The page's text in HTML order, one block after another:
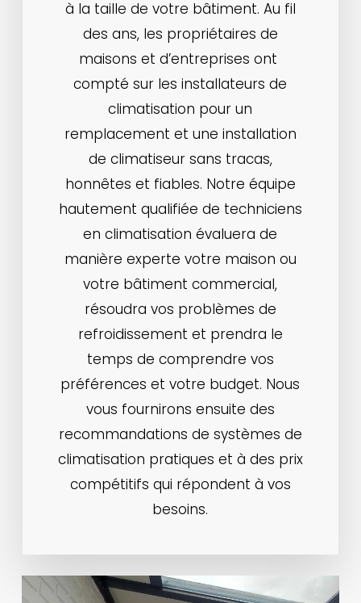
à la taille de votre bâtiment. Au fil
des ans, les propriétaires de
maisons et d’entreprises ont ​​
compté sur les installateurs de
climatisation pour un
remplacement et une installation
de climatiseur sans tracas,
honnêtes et fiables. Notre équipe
hautement qualifiée de techniciens
en climatisation évaluera de
manière experte votre maison ou
votre bâtiment commercial,
résoudra vos problèmes de
refroidissement et prendra le
temps de comprendre vos
préférences et votre budget. Nous
vous fournirons ensuite des
recommandations de systèmes de
climatisation pratiques et à des prix
compétitifs qui répondent à vos
besoins.